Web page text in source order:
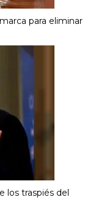
para eliminar
los traspiés del